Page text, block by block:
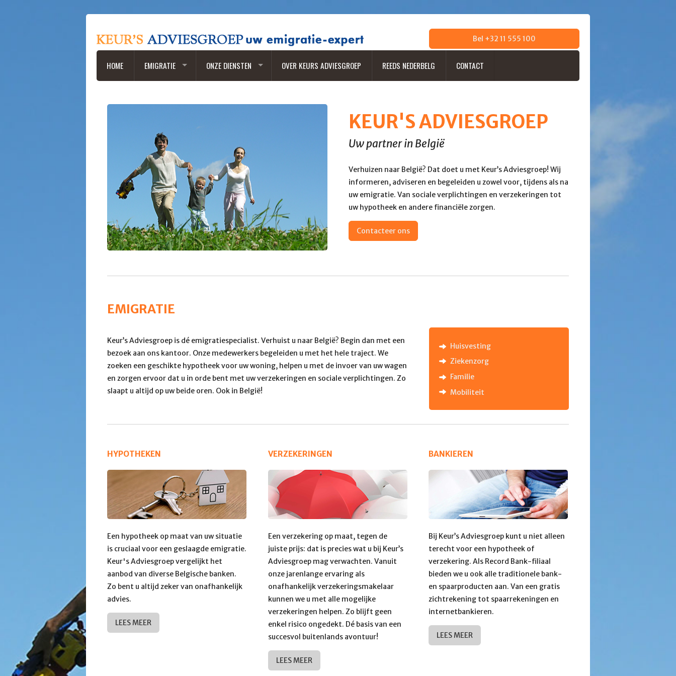
Bel +32 11 555 100
HOME EMIGRATIE ONZE DIENSTEN OVER KEURS ADVIESGROEP REEDS NEDERBELG CONTACT
KEUR'S ADVIESGROEP
Uw partner in België
Verhuizen naar België? Dat doet u met Keur’s Adviesgroep! Wij
informeren, adviseren en begeleiden u zowel voor, tijdens als na
uw emigratie. Van sociale verplichtingen en verzekeringen tot
uw hypotheek en andere financiële zorgen.
Contacteer ons
EMIGRATIE
Keur’s Adviesgroep is dé emigratiespecialist. Verhuist u naar België? Begin dan met een
bezoek aan ons kantoor. Onze medewerkers begeleiden u met het hele traject. We
zoeken een geschikte hypotheek voor uw woning, helpen u met de invoer van uw wagen
en zorgen ervoor dat u in orde bent met uw verzekeringen en sociale verplichtingen. Zo
slaapt u altijd op uw beide oren. Ook in België!
Huisvesting
Ziekenzorg
Familie
Mobiliteit
HYPOTHEKEN
Een hypotheek op maat van uw situatie
is cruciaal voor een geslaagde emigratie.
Keur's Adviesgroep vergelijkt het
aanbod van diverse Belgische banken.
Zo bent u altijd zeker van onafhankelijk
advies.
LEES MEER
VERZEKERINGEN
Een verzekering op maat, tegen de
juiste prijs: dat is precies wat u bij Keur’s
Adviesgroep mag verwachten. Vanuit
onze jarenlange ervaring als
onafhankelijk verzekeringsmakelaar
kunnen we u met alle mogelijke
verzekeringen helpen. Zo blijft geen
enkel risico ongedekt. Dé basis van een
succesvol buitenlands avontuur!
LEES MEER
BANKIEREN
Bij Keur’s Adviesgroep kunt u niet alleen
terecht voor een hypotheek of
verzekering. Als Record Bank-filiaal
bieden we u ook alle traditionele bank-
en spaarproducten aan. Van een gratis
zichtrekening tot spaarrekeningen en
internetbankieren.
LEES MEER